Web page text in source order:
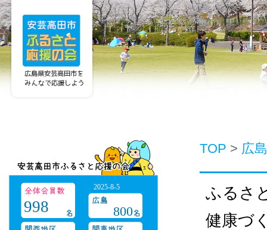
2025-8-5
998
800
TOP > 広島
ふるさ
健康づ